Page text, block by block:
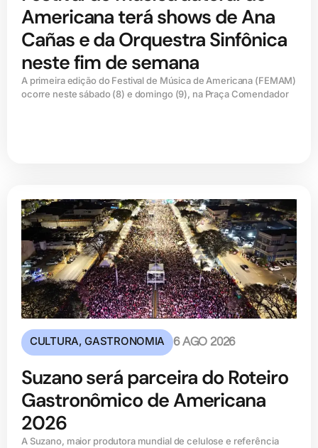
Americana terá shows de Ana
Cañas e da Orquestra Sinfônica
neste fim de semana
A primeira edição do Festival de Música de Americana (FEMAM)
ocorre neste sábado (8) e domingo (9), na Praça Comendador
CULTURA,GASTRONOMIA 6 AGO 2026
Suzano será parceira do Roteiro
Gastronômico de Americana
2026
A Suzano, maior produtora mundial de celulose e referência